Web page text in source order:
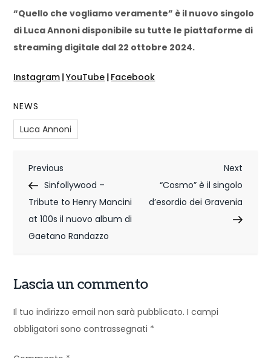
“Quello che vogliamo veramente” è il nuovo singolo
di Luca Annoni disponibile su tutte le piattaforme di
streaming digitale dal 22 ottobre 2024.
Instagram |YouTube | Facebook
NEWS
Luca Annoni
N
a
v
i
a
z
i
Previous
Post
Previous
Sinfollywood –
Tribute to Henry Mancini
at 100s il nuovo album di
Gaetano Randazzo
Next
Post
Next
“Cosmo” è il singolo
d’esordio dei Gravenia
Lascia un commento
Il tuo indirizzo email non sarà pubblicato. I campi
obbligatori sono contrassegnati *